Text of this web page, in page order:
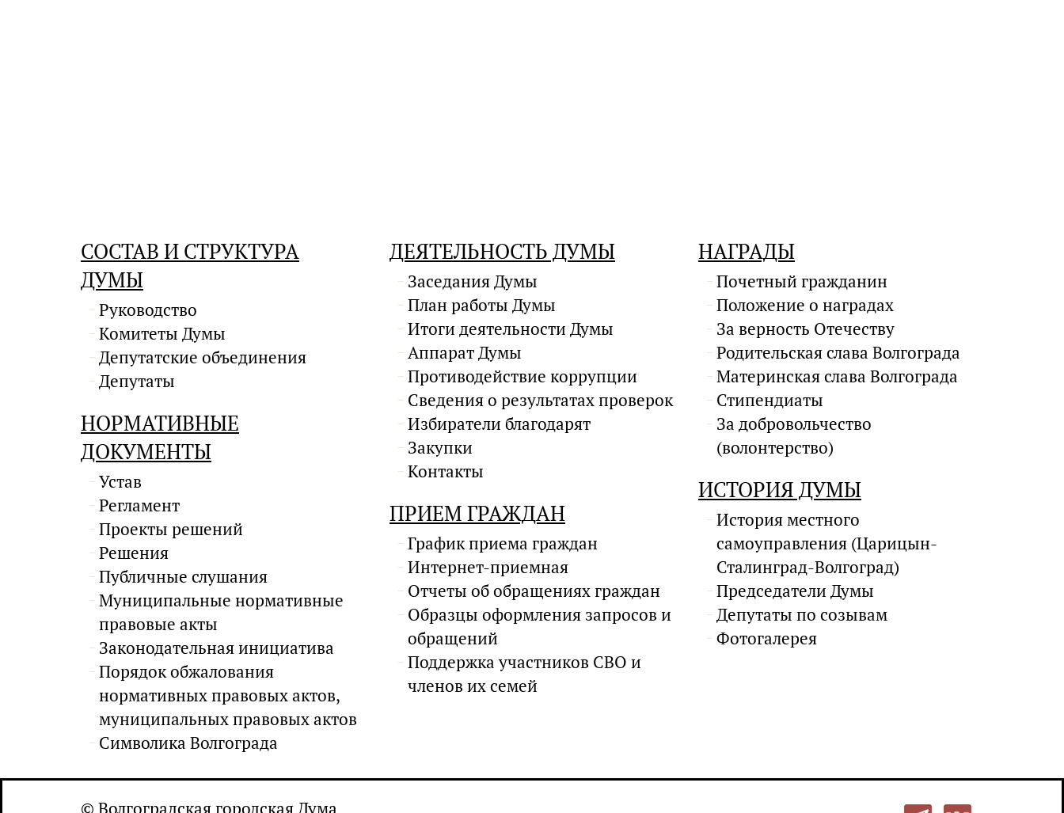
СОСТАВ И СТРУКТУРА
ДУМЫ
Руководство
Комитеты Думы
Депутатские объединения
Депутаты
НОРМАТИВНЫЕ
ДОКУМЕНТЫ
Устав
Регламент
Проекты решений
Решения
Публичные слушания
Муниципальные нормативные
правовые акты
Законодательная инициатива
Порядок обжалования
нормативных правовых актов,
муниципальных правовых актов
Символика Волгограда
ДЕЯТЕЛЬНОСТЬ ДУМЫ
Заседания Думы
План работы Думы
Итоги деятельности Думы
Аппарат Думы
Противодействие коррупции
Сведения о результатах проверок
Избиратели благодарят
Закупки
Контакты
ПРИЕМ ГРАЖДАН
График приема граждан
Интернет-приемная
Отчеты об обращениях граждан
Образцы оформления запросов и
обращений
Поддержка участников СВО и
членов их семей
НАГРАДЫ
Почетный гражданин
Положение о наградах
За верность Отечеству
Родительская слава Волгограда
Материнская слава Волгограда
Стипендиаты
За добровольчество
(волонтерство)
ИСТОРИЯ ДУМЫ
История местного
самоуправления (Царицын-
Сталинград-Волгоград)
Председатели Думы
Депутаты по созывам
Фотогалерея
© Волгоградская городская Дума